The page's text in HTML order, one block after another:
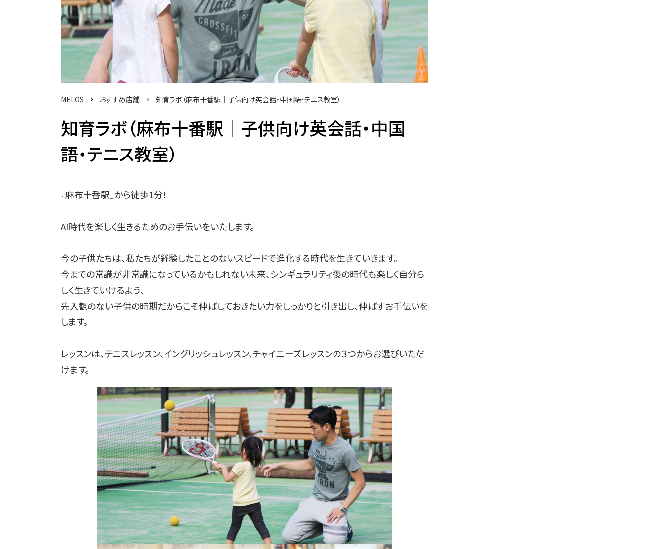
MELOS おすすめ店舗 知育ラボ（麻布十番駅｜子供向け英会話・中国語・テニス教室）
知育ラボ（麻布十番駅｜子供向け英会話・中国
語・テニス教室）
『麻布十番駅』から徒歩1分！
AI時代を楽しく生きるためのお手伝いをいたします。
今の子供たちは、私たちが経験したことのないスピードで進化する時代を生きていきます。
今までの常識が非常識になっているかもしれない未来、シンギュラリティ後の時代も楽しく自分ら
しく生きていけるよう、
先入観のない子供の時期だからこそ伸ばしておきたい力をしっかりと引き出し、伸ばすお手伝いを
します。
レッスンは、テニスレッスン、イングリッシュレッスン、チャイニーズレッスンの３つからお選びいただ
けます。